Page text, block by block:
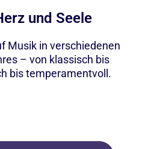
und Seele
Musik in verschiedenen
– von klassisch bis
bis temperamentvoll.